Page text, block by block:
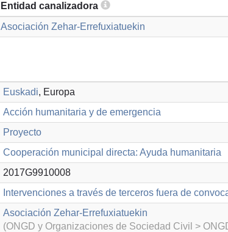
Entidad canalizadora
Asociación Zehar-Errefuxiatuekin
Euskadi, Europa
Acción humanitaria y de emergencia
Proyecto
Cooperación municipal directa: Ayuda humanitaria
2017G9910008
Intervenciones a través de terceros fuera de
Asociación Zehar-Errefuxiatuekin
(ONGD y Organizaciones de Sociedad Civil >